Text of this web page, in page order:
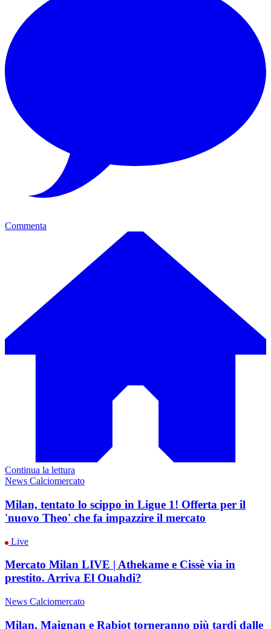
Commenta
Continua la lettura
News Calciomercato
Milan, tentato lo scippo in Ligue 1! Offerta per il
'nuovo Theo' che fa impazzire il mercato
Live
Mercato Milan LIVE | Athekame e Cissè via in
prestito. Arriva El Ouahdi?
News Calciomercato
Milan, Maignan e Rabiot torneranno più tardi dalle